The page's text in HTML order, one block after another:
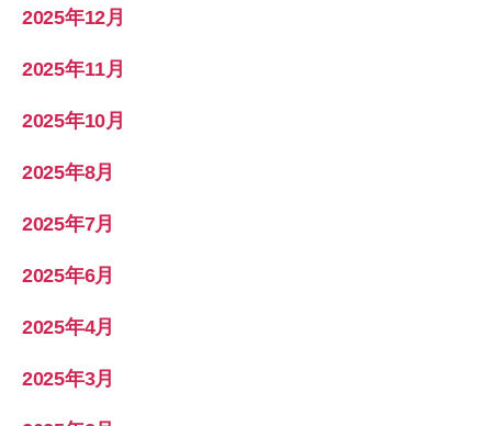
2025年12月
2025年11月
2025年10月
2025年8月
2025年7月
2025年6月
2025年4月
2025年3月